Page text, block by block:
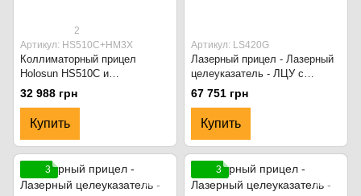
2
Артикул: HS510C+HM3X
Коллиматорный прицел
Holosun HS510C и
увеличитель Holosun HM3X.
HS510C+HM3X. Чёрный
32 988 грн
Купить
Артикул: LS420G
Лазерный прицел - Лазерный
целеуказатель - ЛЦУ с
фонариком Holosun. Чёрный
67 751 грн
Купить
3 3